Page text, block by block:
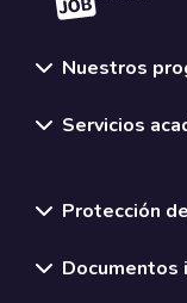
Nuestros
Servicios
Protección